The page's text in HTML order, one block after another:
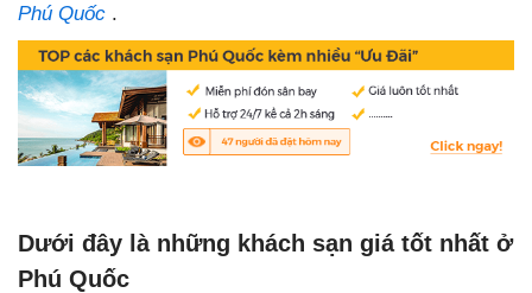
Phú Quốc .
Dưới đây là những khách sạn giá tốt nhất ở
Phú Quốc